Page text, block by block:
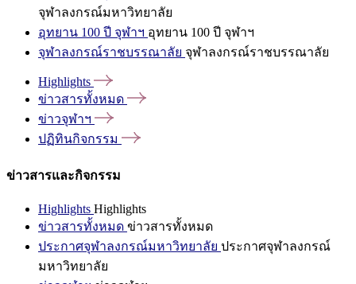
จุฬาลงกรณ์มหาวิทยาลัย
อุทยาน 100 ปี จุฬาฯ อุทยาน 100 ปี จุฬาฯ
จุฬาลงกรณ์ราชบรรณาลัย จุฬาลงกรณ์ราชบรรณาลัย
Highlights
ข่าวสารทั้งหมด
ข่าวจุฬาฯ
ปฏิทินกิจกรรม
ข่าวสารและกิจกรรม
Highlights Highlights
ข่าวสารทั้งหมด ข่าวสารทั้งหมด
ประกาศจุฬาลงกรณ์มหาวิทยาลัย ประกาศจุฬาลงกรณ์
มหาวิทยาลัย